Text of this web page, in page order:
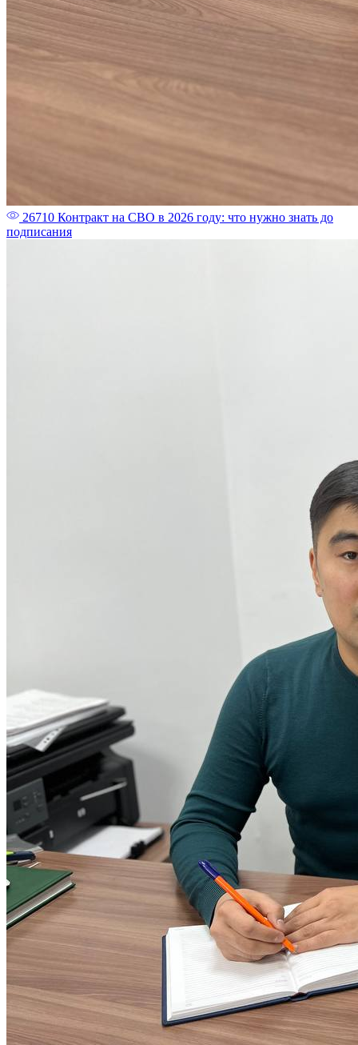
26710 Контракт на СВО в 2026 году: что нужно знать до
подписания